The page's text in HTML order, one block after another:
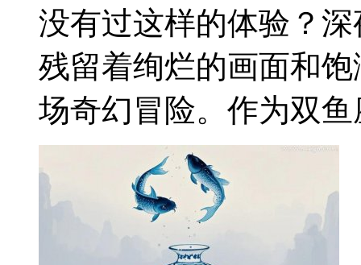
没有过这样的体验？
残留着绚烂的画面和
场奇幻冒险。作为双